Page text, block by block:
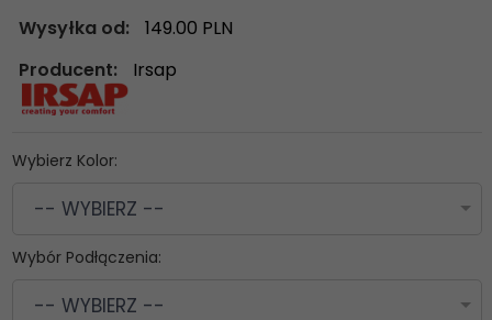
Wysyłka od:
149.00 PLN
Producent:
Irsap
Wybierz Kolor:
-- WYBIERZ --
Wybór Podłączenia:
-- WYBIERZ --